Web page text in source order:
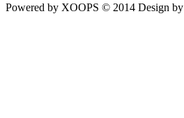
Powered by XOOPS © 2014 Design by